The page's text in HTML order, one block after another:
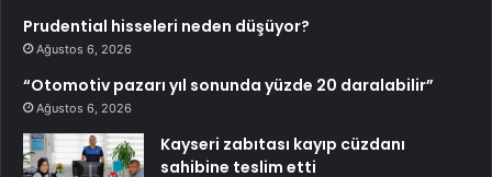
Prudential hisseleri neden düşüyor?
Ağustos 6, 2026
“Otomotiv pazarı yıl sonunda yüzde 20 daralabilir”
Ağustos 6, 2026
Kayseri zabıtası kayıp cüzdanı
sahibine teslim etti